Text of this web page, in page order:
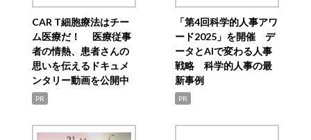
CAR T細胞療法はチー
ム医療だ！ 医療従事
者の情熱、患者さんの
思いを伝えるドキュメ
ンタリー動画を公開中
PR
「第4回科学的人事アワ
ード2025」を開催 デ
ータとAIで変わる人事
戦略 科学的人事の最
新事例
PR